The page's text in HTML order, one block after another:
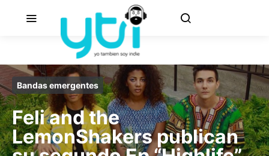
Bandas emergentes
Feli and the
LemonShakers publican